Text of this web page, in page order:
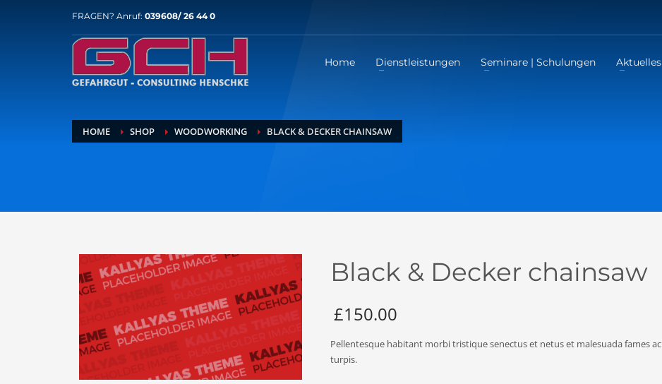
FRAGEN? Anruf: 039608/ 26 44 0
Home Dienstleistungen Seminare | Schulungen Aktuelles
HOME SHOP WOODWORKING BLACK & DECKER CHAINSAW
Black & Decker chainsaw
£150.00
Pellentesque habitant morbi tristique senectus et netus et malesuada fames ac
turpis.